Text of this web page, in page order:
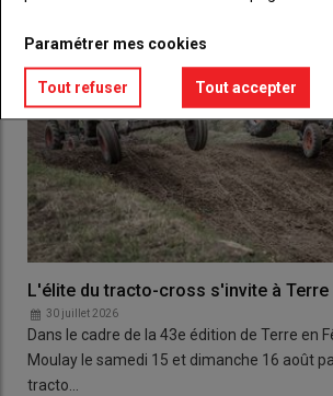
L'élite du tracto-cross s'invite à Terre
30 juillet 2026
Dans le cadre de la 43e édition de Terre en
Moulay le samedi 15 et dimanche 16 août
tracto…
Paramétrer mes cookies
Tout refuser Tout accepter